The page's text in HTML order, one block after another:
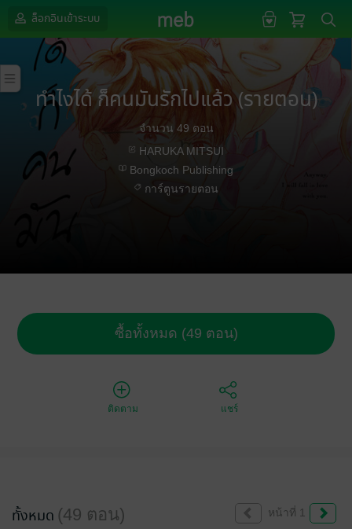
ล็อกอินเข้าระบบ
ทำไงได้ ก็คนมันรักไปแล้ว (รายตอน)
จำนวน 49 ตอน
HARUKA MITSUI
Bongkoch Publishing
การ์ตูนรายตอน
ซื้อทั้งหมด (49 ตอน)
ติดตาม แชร์
ทั้งหมด (49 ตอน) หน้าที่ 1